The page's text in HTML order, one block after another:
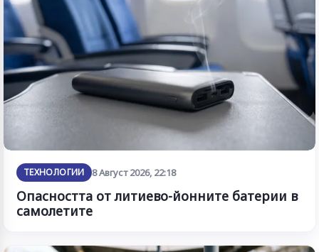
ТЕХНОЛОГИИ 8 Август 2026, 22:18
Опасността от литиево-йонните батерии в
самолетите